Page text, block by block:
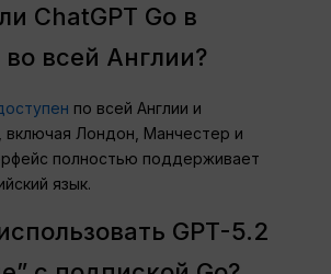
ChatGPT Go в
всей Англии?
по всей Англии и
включая Лондон, Манчестер и
полностью поддерживает
язык.
GPT-5.2